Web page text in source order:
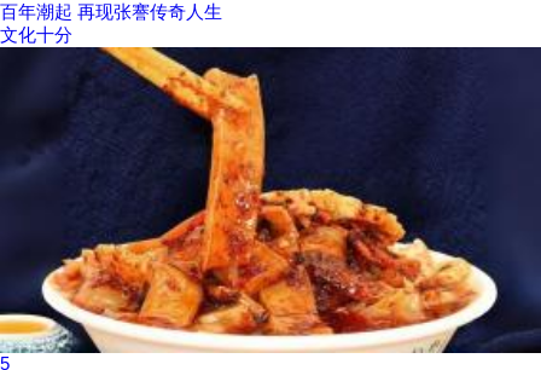
百年潮起 再现张謇传奇人生
文化十分
5